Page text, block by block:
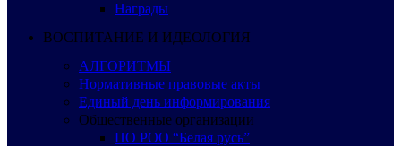
Награды
ВОСПИТАНИЕ И ИДЕОЛОГИЯ
АЛГОРИТМЫ
Нормативные правовые акты
Единый день информирования
Общественные организации
ПО РОО “Белая русь”